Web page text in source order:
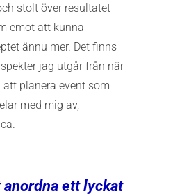
stolt över resultatet
emot att kunna
ännu mer. Det finns
jag utgår från när
planera event som
med mig av,
ett lyckat